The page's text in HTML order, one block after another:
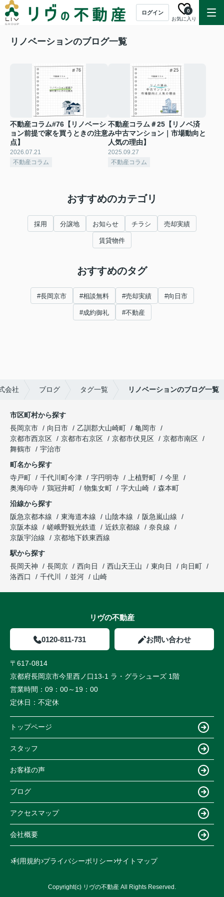
ログイン
お気に入り
0
リノベーションのブログ一覧
不動産コラム#76【リノベーシ
ョン前提で家を買うときの注意
点】
2026.07.21
不動産コラム
不動産コラム＃25【リノベ済
み中古マンション｜市場動向と
人気の理由】
2025.09.27
不動産コラム
おすすめのカテゴリ
採用 分譲地 お知らせ チラシ 売却実績
賃貸物件
おすすめのタグ
#長岡京市 #相談無料 #売却実績 #向日市
#成約御礼 #不動産
会社 ブログ タグ一覧 リノベーションのブログ一覧
市区町村から探す
長岡京市
向日市 乙訓郡大山崎町
亀岡市
京都市西京区
京都市右京区 京都市伏見区
京都市南区
舞鶴市
宇治市
町名から探す
寺戸町
千代川町今津 字円明寺 上植野町
今里
奥海印寺
鶏冠井町 物集女町 字大山崎
森本町
沿線から探す
阪急京都本線
東海道本線 山陰本線
阪急嵐山線
京阪本線
嵯峨野観光鉄道 近鉄京都線
奈良線
京阪宇治線
京都地下鉄東西線
駅から探す
長岡天神
長岡京 西向日 西山天王山 東向日
向日町
洛西口
千代川 並河 山崎
リヴの不動産
0120-811-731 お問い合わせ
〒617-0814
京都府長岡京市今里西ノ口13-1 ラ・グラシューズ 1階
営業時間： 09：00～19：00
定休日： 不定休
トップページ
スタッフ
お客様の声
ブログ
アクセスマップ
会社概要
利用規約 プライバシーポリシー サイトマップ
Copyright(c) リヴの不動産 All Rights Reserved.